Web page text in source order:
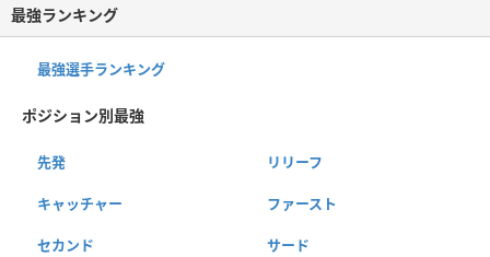
最強ランキング
最強選手ランキング
ポジション別最強
先発 リリーフ
キャッチャー ファースト
セカンド サード